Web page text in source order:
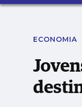
ECONOMIA